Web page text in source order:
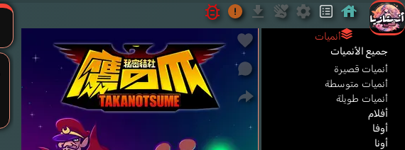
أنميات
جميع الأنميات
أنميات قصيرة
أنميات متوسطة
أنميات طويلة
أفلام
أوفا
أونا